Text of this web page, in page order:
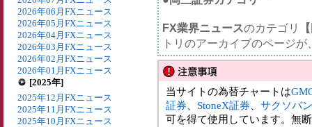
2026年06月FXニュース
2026年05月FXニュース
2026年04月FXニュース
2026年03月FXニュース
2026年02月FXニュース
2026年01月FXニュース
[2025年]
2025年12月FXニュース
2025年11月FXニュース
2025年10月FXニュース
FX業界ニュースのカテゴリ
トリのアーカイブのページ
当サイトの為替チャートは
証券
StoneX証券
サクソバ
可を得て使用しています。無